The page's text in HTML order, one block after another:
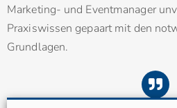
Marketing- und Event­manager
Praxiswissen gepaart mit den
Grundlagen.